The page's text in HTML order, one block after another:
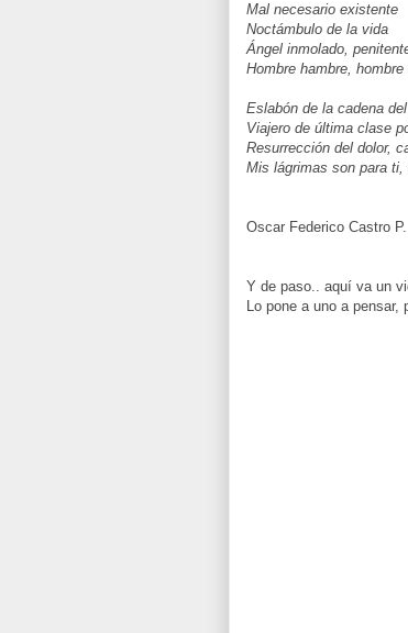
Mal necesario existente
Noctámbulo de la vida
Ángel inmolado,
Hombre hambre, hombre
Eslabón de la cadena
Viajero de última clase
Resurrección del dolor,
Mis lágrimas son para ti,
Oscar Federico Castro P.
Y de paso.. aquí va un
Lo pone a uno a